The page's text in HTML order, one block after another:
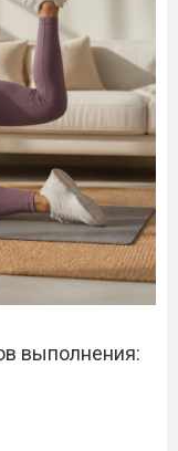
выполнения: